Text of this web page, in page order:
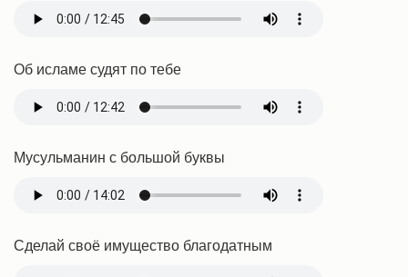
Об исламе судят по тебе
Мусульманин с большой буквы
Сделай своё имущество благодатным